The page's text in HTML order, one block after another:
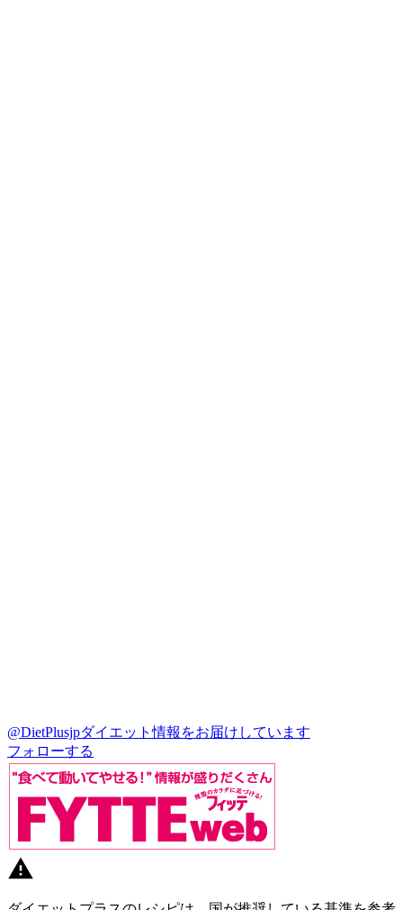
@DietPlusjpダイエット情報をお届けしています
フォローする